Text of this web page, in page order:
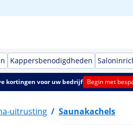
Kappersbenodigdheden
kortingen voor uw bedrijf Begin met
uitrusting / Saunakachels